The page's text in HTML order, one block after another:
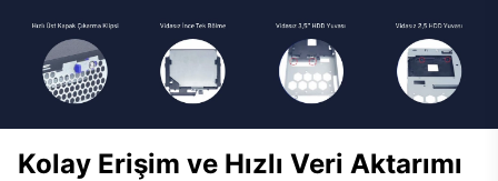
Kolay Erişim ve Hızlı Veri Aktarımı